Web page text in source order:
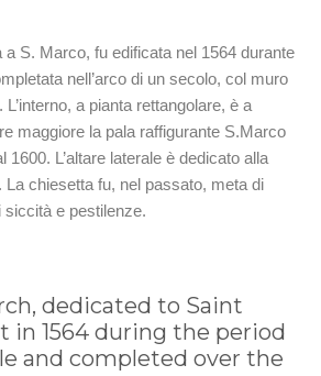
a S. Marco, fu edificata nel 1564 durante
nell’arco di un secolo, col muro
a pianta rettangolare, è a
maggiore la pala raffigurante S.Marco
1600. L’altare laterale è dedicato alla
La chiesetta fu, nel passato, meta di
e pestilenze.
dedicated to Saint
in 1564 during the period
and completed over the